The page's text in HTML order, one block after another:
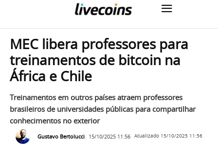
MEC libera professores para
treinamentos de bitcoin na
África e Chile
Treinamentos em outros países atraem professores
brasileiros de universidades públicas para compartilhar
conhecimentos no exterior
Gustavo Bertolucci 15/10/2025 11:56 Atualizado 15/10/2025 11:56